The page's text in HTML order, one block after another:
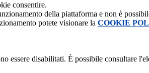
consentire.
della piattaforma e non è
potete visionare la COOKIE
essere disabilitati. È possibile consultare